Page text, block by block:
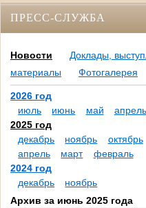
ПРЕСС-СЛУЖБА
Новости
Доклады,
материалы
Фотогалерея
2026 год
июль
июнь май апрель
2025 год
декабрь
ноябрь октябрь
апрель
март
февраль
2024 год
декабрь
ноябрь
Архив за июнь 2025 года